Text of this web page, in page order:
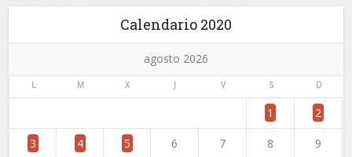
Calendario 2020
agosto 2026
L M X J V S D
1 2
3 4 5 6 7 8 9